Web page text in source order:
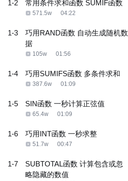
1-2 常用条件求和函数 SUMIF函数
571.5w 04:22
1-3
巧用RAND函数 自动生成随机数
据
105w 01:56
1-4 巧用SUMIFS函数 多条件求和
387.6w 01:09
1-5 SIN函数 一秒计算正弦值
65.4w 01:09
1-6 巧用INT函数 一秒求整
51.7w 00:47
1-7
SUBTOTAL函数 计算包含或忽
略隐藏的数值